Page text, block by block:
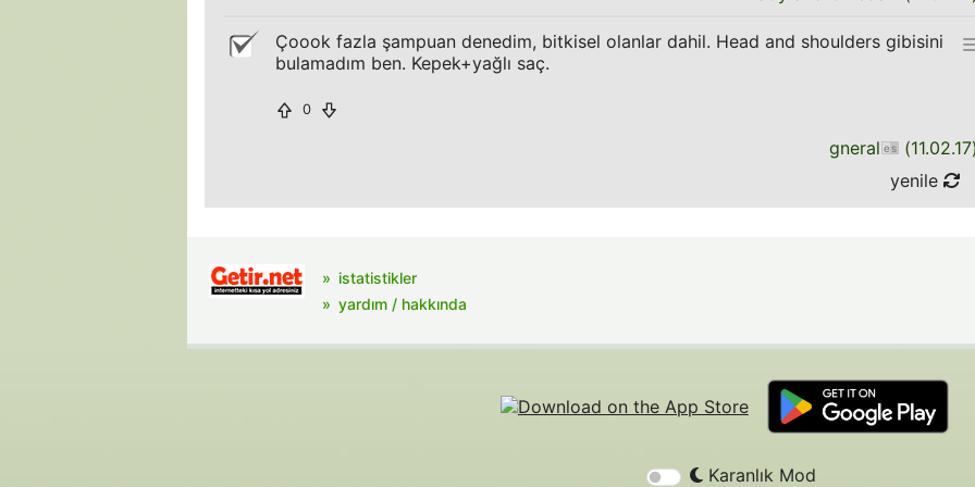
Çoook fazla şampuan denedim, bitkisel olanlar dahil. Head and shoulders gibisini
bulamadım ben. Kepek+yağlı saç.
0
gneral (11.02.17
yenile
istatistikler
yardım / hakkında
Karanlık Mod